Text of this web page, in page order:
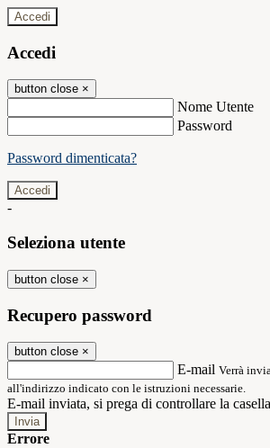
Accedi
Accedi
button close ×
Nome Utente
Password
Password dimenticata?
-
Seleziona utente
button close ×
Recupero password
button close ×
E-mail Verrà
all'indirizzo indicato con le istruzioni necessarie.
E-mail inviata, si prega di controllare la
Errore